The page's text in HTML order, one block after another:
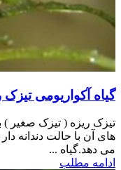
گیاه آکواریومی
تیزک ریزه ( تیزک صغیر )
های آن با حالت دندانه
می دهد.گیاه ...
ادامه مطلب